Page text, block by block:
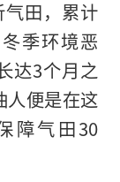
田，累计
季环境恶
达3个月之
人便是在这
障气田30